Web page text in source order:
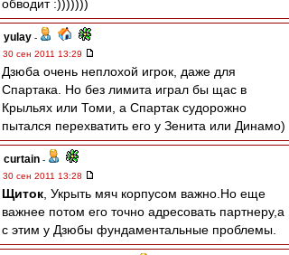
обводит :)))))))
yulay -
30 сен 2011 13:29
Дзюба очень неплохой игрок, даже для
Спартака. Но без лимита играл бы щас в
Крыльях или Томи, а Спартак судорожно
пытался перехватить его у Зенита или Динамо)
curtain -
30 сен 2011 13:28
Щиток , Укрыть мяч корпусом важно.Но еще
важнее потом его точно адресовать партнеру,а
с этим у Дзюбы фундаментальные проблемы.